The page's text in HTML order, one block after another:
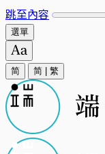
跳至內容
選單
简 简 繁